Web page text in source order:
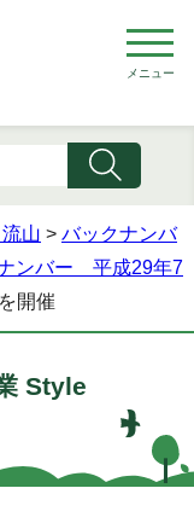
メニュー
山 > バックナンバ
ンバー 平成29年7
開催
Style